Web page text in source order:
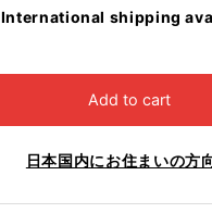
International shipping
Add to cart
日本国内にお住まいの方